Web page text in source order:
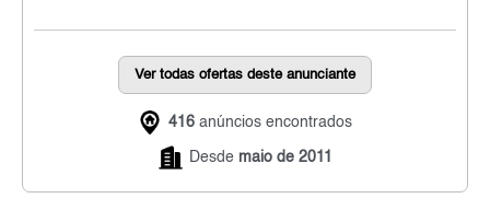
Ver todas ofertas deste anunciante
416 anúncios encontrados
Desde maio de 2011